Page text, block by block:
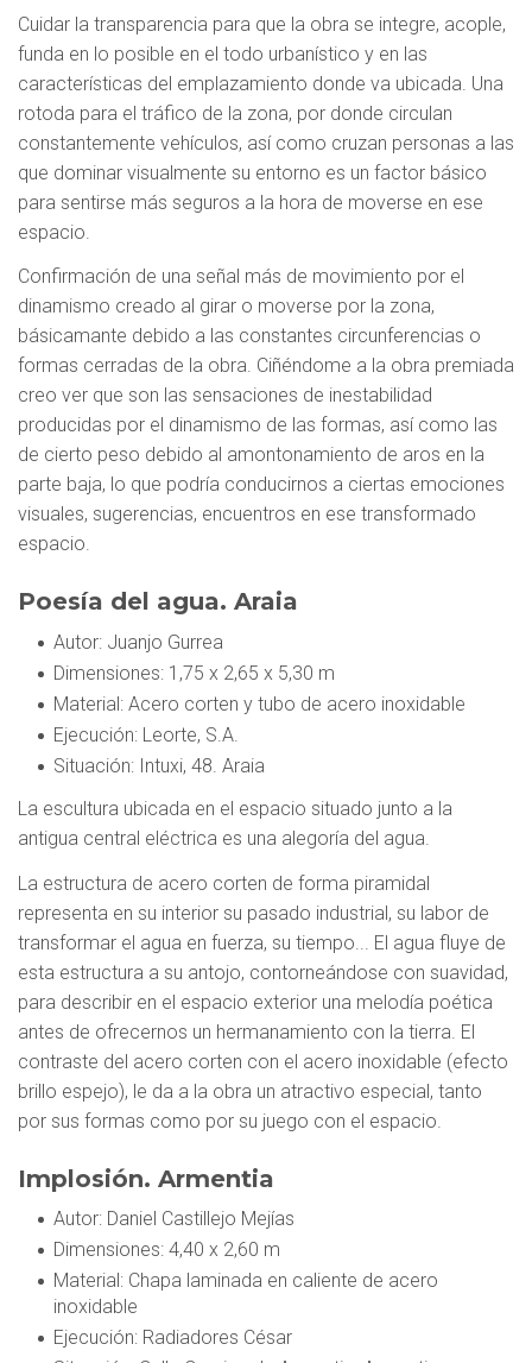
Cuidar la transparencia para que la obra se integre, acople,
funda en lo posible en el todo urbanístico y en las
características del emplazamiento donde va ubicada. Una
rotoda para el tráfico de la zona, por donde circulan
constantemente vehículos, así como cruzan personas a las
que dominar visualmente su entorno es un factor básico
para sentirse más seguros a la hora de moverse en ese
espacio.
Confirmación de una señal más de movimiento por el
dinamismo creado al girar o moverse por la zona,
básicamante debido a las constantes circunferencias o
formas cerradas de la obra. Ciñéndome a la obra premiada
creo ver que son las sensaciones de inestabilidad
producidas por el dinamismo de las formas, así como las
de cierto peso debido al amontonamiento de aros en la
parte baja, lo que podría conducirnos a ciertas emociones
visuales, sugerencias, encuentros en ese transformado
espacio.
Poesía del agua. Araia
Autor: Juanjo Gurrea
Dimensiones: 1,75 x 2,65 x 5,30 m
Material: Acero corten y tubo de acero inoxidable
Ejecución: Leorte, S.A.
Situación: Intuxi, 48. Araia
La escultura ubicada en el espacio situado junto a la
antigua central eléctrica es una alegoría del agua.
La estructura de acero corten de forma piramidal
representa en su interior su pasado industrial, su labor de
transformar el agua en fuerza, su tiempo... El agua fluye de
esta estructura a su antojo, contorneándose con suavidad,
para describir en el espacio exterior una melodía poética
antes de ofrecernos un hermanamiento con la tierra. El
contraste del acero corten con el acero inoxidable (efecto
brillo espejo), le da a la obra un atractivo especial, tanto
por sus formas como por su juego con el espacio.
Implosión. Armentia
Autor: Daniel Castillejo Mejías
Dimensiones: 4,40 x 2,60 m
Material: Chapa laminada en caliente de acero
inoxidable
Ejecución: Radiadores César